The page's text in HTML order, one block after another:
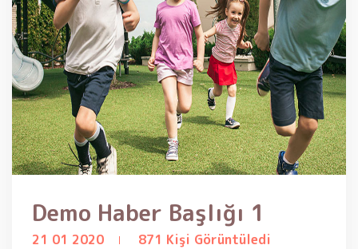
Demo Haber Başlığı 1
21 01 2020 871 Kişi Görüntüledi